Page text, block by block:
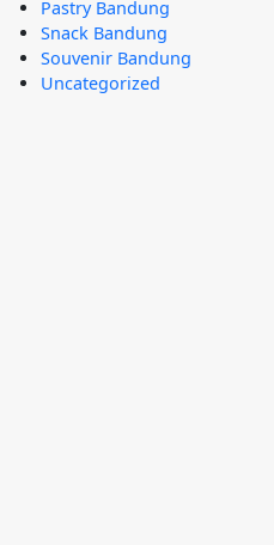
Pastry Bandung
Snack Bandung
Souvenir Bandung
Uncategorized